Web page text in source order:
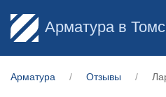
Арматура в
Арматура Отзывы